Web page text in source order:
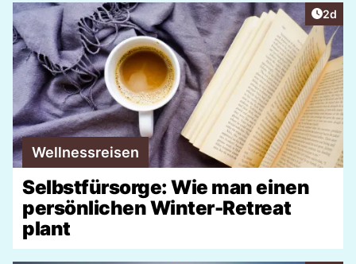
2d
Wellnessreisen
Selbstfürsorge: Wie man einen
persönlichen Winter-Retreat
plant